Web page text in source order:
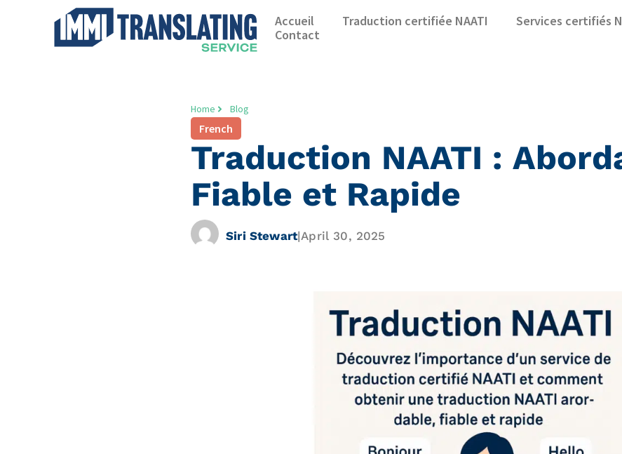
Accueil Traduction certifiée NAATI Services certifiés
Contact
Home Blog
French
Traduction NAATI :
Fiable et Rapide
Siri Stewart|April 30, 2025